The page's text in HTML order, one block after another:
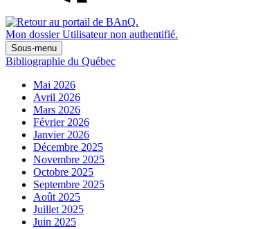
Mon dossier Utilisateur non authentifié.
Sous-menu
Bibliographie du Québec
Mai 2026
Avril 2026
Mars 2026
Février 2026
Janvier 2026
Décembre 2025
Novembre 2025
Octobre 2025
Septembre 2025
Août 2025
Juillet 2025
Juin 2025